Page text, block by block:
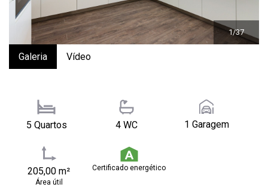
1/37
Galeria Vídeo
5 Quartos 4 WC 1 Garagem
205,00 m²
Área útil
Certificado energético